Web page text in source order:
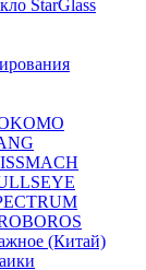
StarGlass
(Китай)